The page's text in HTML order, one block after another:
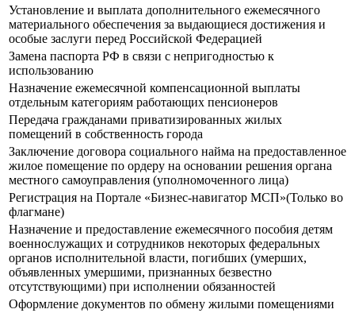
Установление и выплата дополнительного ежемесячного
материального обеспечения за выдающиеся достижения и
особые заслуги перед Российской Федерацией
Замена паспорта РФ в связи с непригодностью к
использованию
Назначение ежемесячной компенсационной выплаты
отдельным категориям работающих пенсионеров
Передача гражданами приватизированных жилых
помещений в собственность города
Заключение договора социального найма на предоставленное
жилое помещение по ордеру на основании решения органа
местного самоуправления (уполномоченного лица)
Регистрация на Портале «Бизнес-навигатор МСП»(Только во
флагмане)
Назначение и предоставление ежемесячного пособия детям
военнослужащих и сотрудников некоторых федеральных
органов исполнительной власти, погибших (умерших,
объявленных умершими, признанных безвестно
отсутствующими) при исполнении обязанностей
Оформление документов по обмену жилыми помещениями